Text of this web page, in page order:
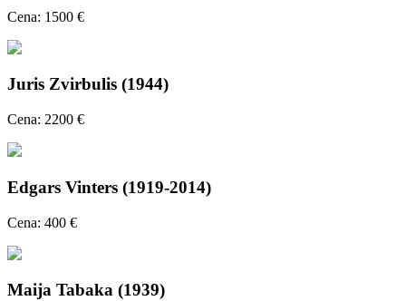
Cena: 1500 €
Juris Zvirbulis (1944)
Cena: 2200 €
Edgars Vinters (1919-2014)
Cena: 400 €
Maija Tabaka (1939)